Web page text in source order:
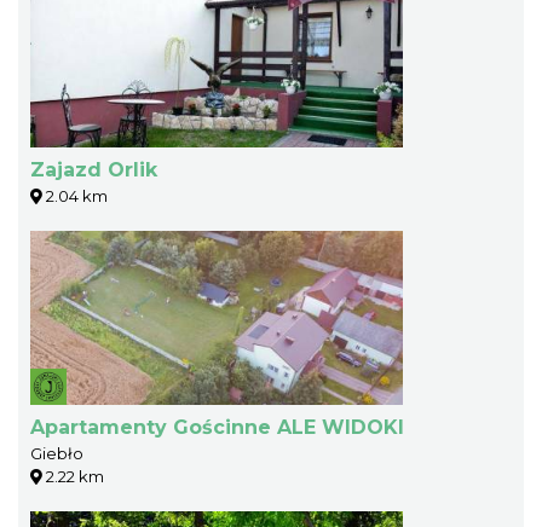
Zajazd Orlik
2.04 km
Apartamenty Gościnne ALE WIDOKI
Giebło
2.22 km